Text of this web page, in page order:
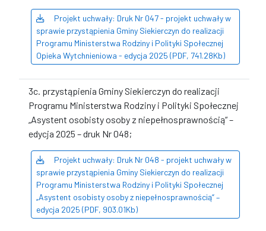
Projekt uchwały: Druk Nr 047 - projekt uchwały w
sprawie przystąpienia Gminy Siekierczyn do realizacji
Programu Ministerstwa Rodziny i Polityki Społecznej
Opieka Wytchnieniowa - edycja 2025 (PDF, 741.28Kb)
3c. przystąpienia Gminy Siekierczyn do realizacji
Programu Ministerstwa Rodziny i Polityki Społecznej
„Asystent osobisty osoby z niepełnosprawnością“ –
edycja 2025 – druk Nr 048;
Projekt uchwały: Druk Nr 048 - projekt uchwały w
sprawie przystąpienia Gminy Siekierczyn do realizacji
Programu Ministerstwa Rodziny i Polityki Społecznej
„Asystent osobisty osoby z niepełnosprawnością“ –
edycja 2025 (PDF, 903.01Kb)